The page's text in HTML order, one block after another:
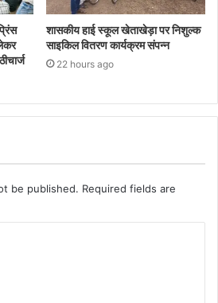
शासकीय हाई स्कूल खेताखेड़ा पर निशुल्क
साइकिल वितरण कार्यक्रम संपन्न
22 hours ago
be published. Required fields are